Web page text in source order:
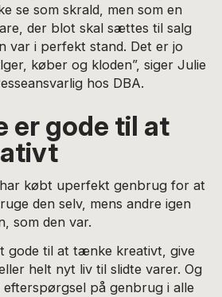
se som skrald, men som en
der blot skal sættes til salg
var i perfekt stand. Det er jo
køber og kloden”, siger Julie
hos DBA.
er gode til at
købt uperfekt genbrug for at
den selv, mens andre igen
som den var.
gode til at tænke kreativt, give
helt nyt liv til slidte varer. Og
på genbrug i alle